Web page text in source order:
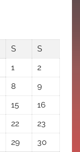
S
S
1
2
8
9
15
16
22
23
29
30